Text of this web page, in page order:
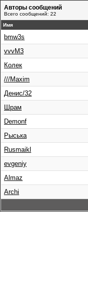
Авторы сообщений
Всего сообщений: 22
Имя
bmw3s
vvvM3
Колек
///Maxim
Денис/32
Шрам
Demonf
Рыська
Rusmaikl
evgeniy
Almaz
Archi